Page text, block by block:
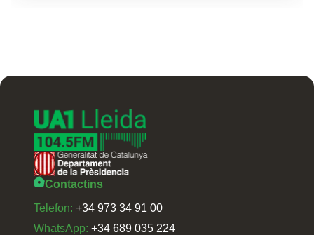
Contactins
Telefon: +34 973 34 91 00
WhatsApp: +34 689 035 224